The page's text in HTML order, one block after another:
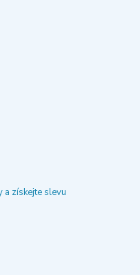
a získejte slevu